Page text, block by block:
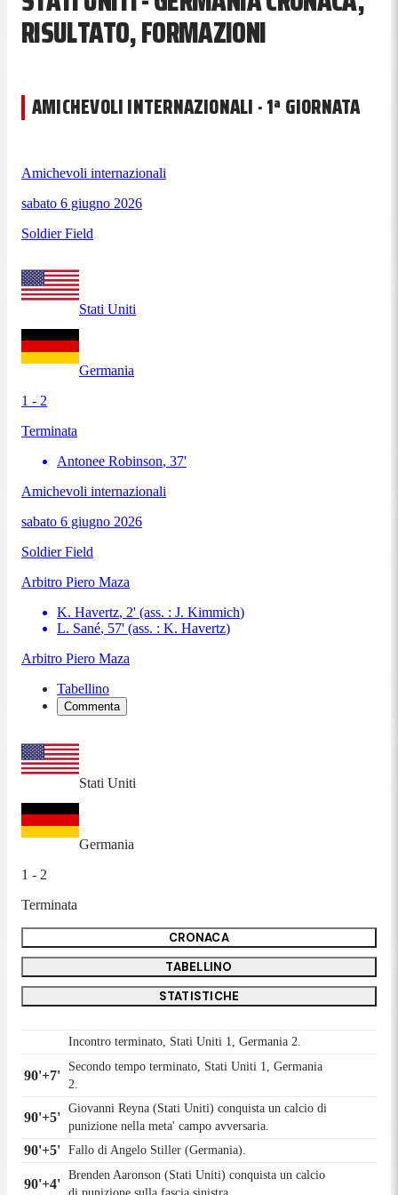
RISULTATO, FORMAZIONI
AMICHEVOLI INTERNAZIONALI · 1ª GIORNATA
Amichevoli internazionali
sabato 6 giugno 2026
Soldier Field
Stati Uniti
Germania
1 - 2
Terminata
Antonee Robinson, 37'
Amichevoli internazionali
sabato 6 giugno 2026
Soldier Field
Arbitro Piero Maza
K. Havertz, 2' (ass. : J. Kimmich)
L. Sané, 57' (ass. : K. Havertz)
Arbitro Piero Maza
Tabellino
Commenta
Stati Uniti
Germania
1 - 2
Terminata
CRONACA
TABELLINO
STATISTICHE
Incontro terminato, Stati Uniti 1, Germania 2.
90'+7'
Secondo tempo terminato, Stati Uniti 1, Germania
2.
90'+5'
Giovanni Reyna (Stati Uniti) conquista un calcio di
punizione nella meta' campo avversaria.
90'+5' Fallo di Angelo Stiller (Germania).
90'+4'
Brenden Aaronson (Stati Uniti) conquista un calcio